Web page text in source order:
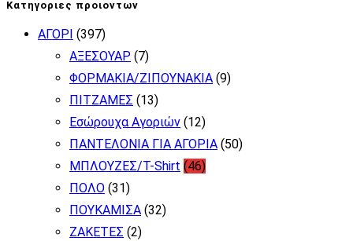
επιλογές
μπορούν
σελίδα
του
προϊόντος
Κατηγοριες προιοντων
ΑΓΟΡΙ (397)
ΑΞΕΣΟΥΑΡ (7)
ΦΟΡΜΑΚΙΑ/ΖΙΠΟΥΝΑΚΙΑ (9)
ΠΙΤΖΑΜΕΣ (13)
Εσώρουχα Αγοριών (12)
ΠΑΝΤΕΛΟΝΙΑ ΓΙΑ ΑΓΟΡΙΑ (50)
ΜΠΛΟΥΖΕΣ/T-Shirt (46)
ΠΟΛΟ (31)
ΠΟΥΚΑΜΙΣΑ (32)
ΖΑΚΕΤΕΣ (2)